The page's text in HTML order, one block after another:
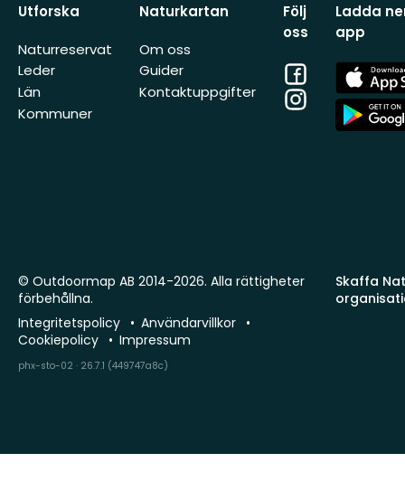
Utforska
Naturreservat
Leder
Län
Kommuner
Naturkartan
Om oss
Guider
Kontaktuppgifter
Följ
oss
Facebook
Instagram
Ladda
app
App
Store
App
Store
Skaffa
© Outdoormap AB 2014-2026. Alla rättigheter
förbehållna.
Integritetspolicy
Användarvillkor
Cookiepolicy
Impressum
phx-sto-02 · 26.7.1 (449747a8c)